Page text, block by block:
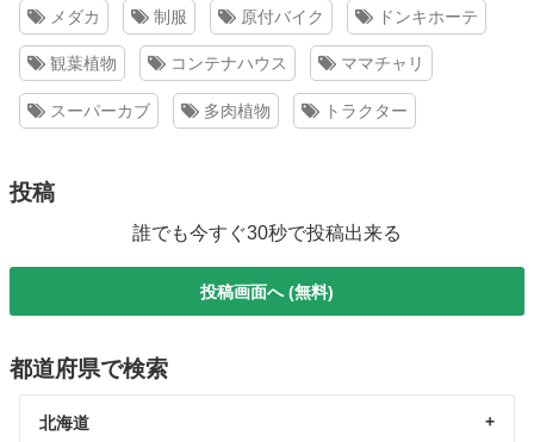
メダカ 制服 原付バイク ドンキホーテ
観葉植物 コンテナハウス ママチャリ
スーパーカブ 多肉植物 トラクター
投稿
誰でも今すぐ30秒で投稿出来る
投稿画面へ (無料)
都道府県で検索
北海道